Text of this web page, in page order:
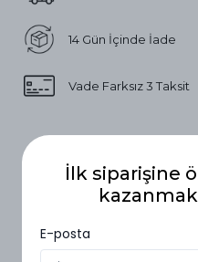
14 Gün İçinde İade
Vade Farksız 3 Taksit
Ürün Açıklaması
Beden Ölçüleri
Beden Ölçüleri
İlk siparişine
E-posta